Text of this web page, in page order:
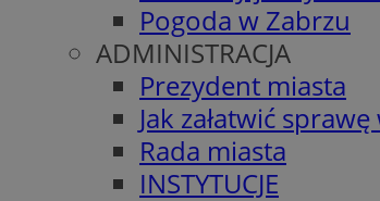
Pogoda w Zabrzu
ADMINISTRACJA
Prezydent miasta
Jak załatwić
Rada miasta
INSTYTUCJE